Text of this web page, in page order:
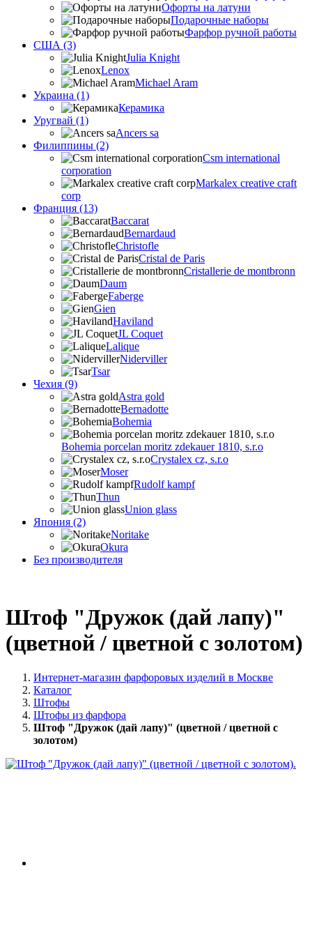
Офорты на латуни
Подарочные наборы
Фарфор ручной работы
США (3)
Julia Knight
Lenox
Michael Aram
Украина (1)
Керамика
Уругвай (1)
Ancers sa
Филиппины (2)
Csm international
corporation
Markalex creative craft
corp
Франция (13)
Baccarat
Bernardaud
Christofle
Cristal de Paris
Cristallerie de montbronn
Daum
Faberge
Gien
Haviland
JL Coquet
Lalique
Niderviller
Tsar
Чехия (9)
Astra gold
Bernadotte
Bohemia
Bohemia porcelan moritz zdekauer 1810, s.r.o
Crystalex cz, s.r.o
Moser
Rudolf kampf
Thun
Union glass
Япония (2)
Noritake
Okura
Без производителя
Штоф "Дружок (дай лапу)"
(цветной / цветной с золотом)
Интернет-магазин фарфоровых изделий в Москве
Каталог
Штофы
Штофы из фарфора
Штоф "Дружок (дай лапу)" (цветной / цветной с
золотом)